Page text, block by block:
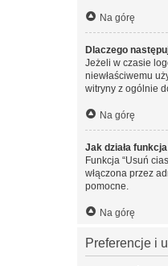
Na górę
Dlaczego
Jeżeli w czasie
niewłaściwemu
witryny z ogólnie
Na górę
Jak działa
Funkcja “Usuń
włączona przez
pomocne.
Na górę
Preferencje i